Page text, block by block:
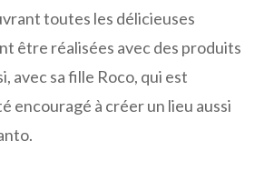
toutes les délicieuses
être réalisées avec des produits
avec sa fille Roco, qui est
encouragé à créer un lieu aussi